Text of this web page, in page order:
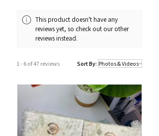
Whatsapp：34811128
訂購及送貨時間
若果商品不幸出現沒有現貨或需要更長
或電話方式通知顧客。
This product doesn't have any
reviews yet, so check out our other
reviews instead.
1 - 6 of 47 reviews Sort By: